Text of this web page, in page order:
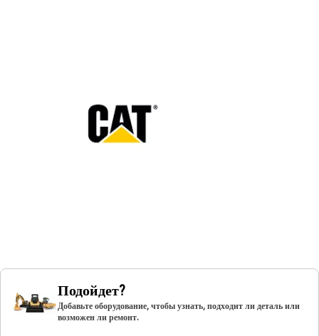
Подойдет?
Добавьте оборудование, чтобы узнать, подходит ли деталь или
возможен ли ремонт.